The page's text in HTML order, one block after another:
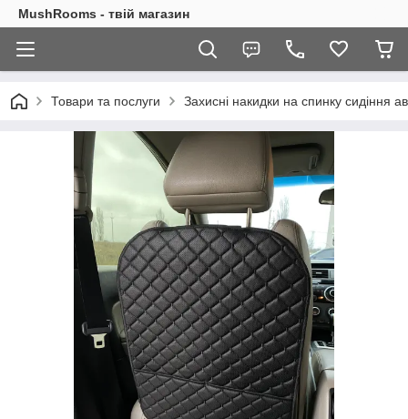
MushRooms - твій магазин
Товари та послуги Захисні накидки на спинку сидіння